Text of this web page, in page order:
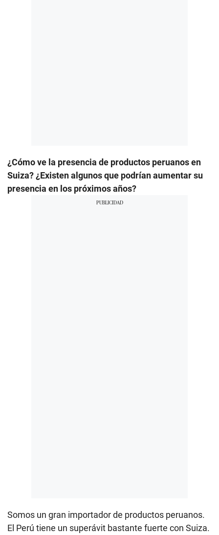
¿Cómo ve la presencia de productos peruanos en
Suiza? ¿Existen algunos que podrían aumentar su
presencia en los próximos años?
Somos un gran importador de productos peruanos.
El Perú tiene un superávit bastante fuerte con Suiza.